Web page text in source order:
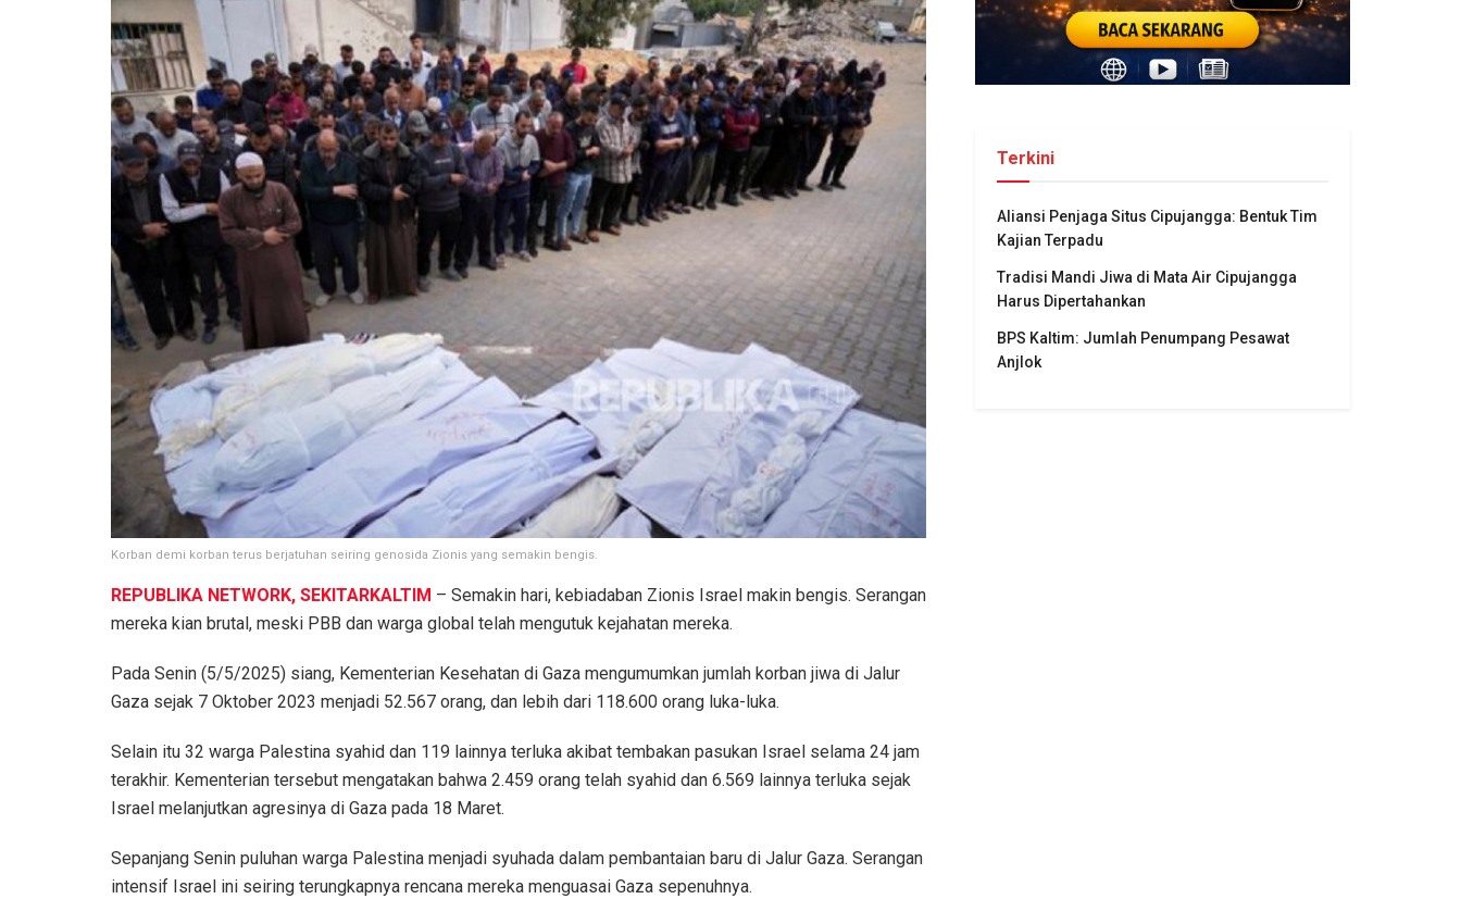
Korban demi korban terus berjatuhan seiring genosida Zionis yang semakin bengis.
REPUBLIKA NETWORK, SEKITARKALTIM – Semakin hari, kebiadaban Zionis Israel makin bengis. Serangan
mereka kian brutal, meski PBB dan warga global telah mengutuk kejahatan mereka.
Pada Senin (5/5/2025) siang, Kementerian Kesehatan di Gaza mengumumkan jumlah korban jiwa di Jalur
Gaza sejak 7 Oktober 2023 menjadi 52.567 orang, dan lebih dari 118.600 orang luka-luka.
Selain itu 32 warga Palestina syahid dan 119 lainnya terluka akibat tembakan pasukan Israel selama 24 jam
terakhir. Kementerian tersebut mengatakan bahwa 2.459 orang telah syahid dan 6.569 lainnya terluka sejak
Israel melanjutkan agresinya di Gaza pada 18 Maret.
Sepanjang Senin puluhan warga Palestina menjadi syuhada dalam pembantaian baru di Jalur Gaza. Serangan
intensif Israel ini seiring terungkapnya rencana mereka menguasai Gaza sepenuhnya.
Terkini
Aliansi Penjaga Situs Cipujangga: Bentuk Tim
Kajian Terpadu
Tradisi Mandi Jiwa di Mata Air Cipujangga
Harus Dipertahankan
BPS Kaltim: Jumlah Penumpang Pesawat
Anjlok